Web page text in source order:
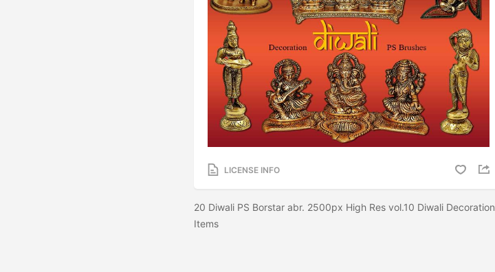
LICENSE INFO
20 Diwali PS Borstar abr. 2500px High Res vol.10 Diwali Decoration
Items